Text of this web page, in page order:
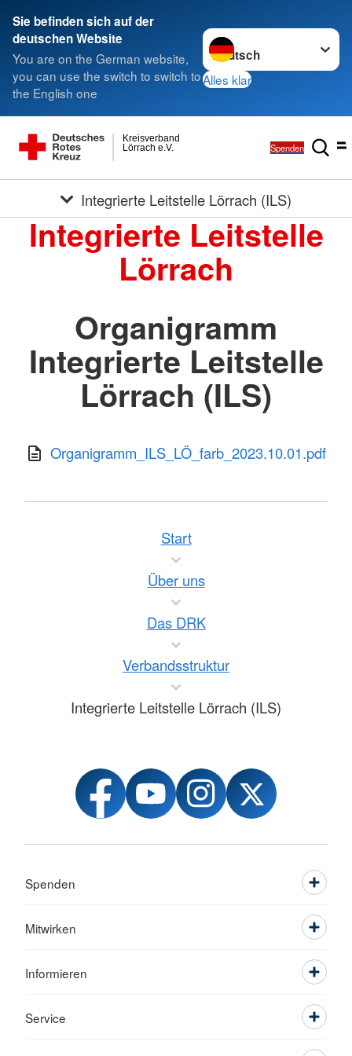
Sie befinden sich auf der
deutschen Website
You are on the German website,
you can use the switch to switch to
the English one
Sprache wechseln zu
Alles klar
Lörrach e.V.
Kreisverband
Spenden
Integrierte Leitstelle Lörrach (ILS)
Integrierte Leitstelle
Lörrach
Organigramm
Integrierte Leitstelle
Lörrach (ILS)
Organigramm_ILS_LÖ_farb_2023.10.01.pdf
Start
Über uns
Das DRK
Verbandsstruktur
Integrierte Leitstelle Lörrach (ILS)
Spenden
Mitwirken
Informieren
Service